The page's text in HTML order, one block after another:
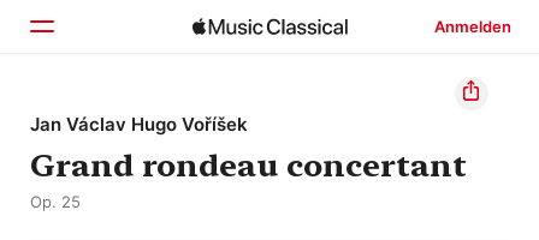
Anmelden
Startseite
Entdecken
Jan Václav Hugo Voříšek
Grand rondeau concertant
Op. 25